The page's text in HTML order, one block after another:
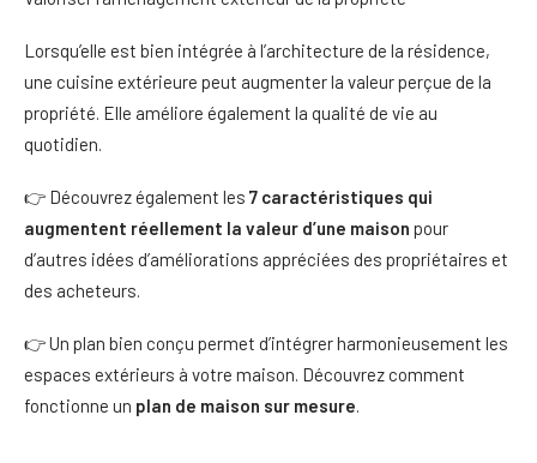
Lorsqu’elle est bien intégrée à l’architecture de la résidence,
une cuisine extérieure peut augmenter la valeur perçue de la
propriété. Elle améliore également la qualité de vie au
quotidien.
👉 Découvrez également les 7 caractéristiques qui
augmentent réellement la valeur d’une maison pour
d’autres idées d’améliorations appréciées des propriétaires et
des acheteurs.
👉 Un plan bien conçu permet d’intégrer harmonieusement les
espaces extérieurs à votre maison. Découvrez comment
fonctionne un plan de maison sur mesure.